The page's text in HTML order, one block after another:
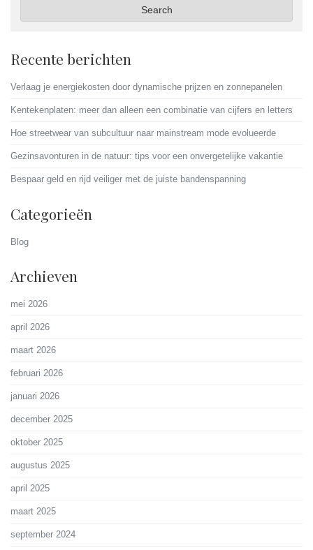
Search
Recente berichten
Verlaag je energiekosten door dynamische prijzen en zonnepanelen
Kentekenplaten: meer dan alleen een combinatie van cijfers en letters
Hoe streetwear van subcultuur naar mainstream mode evolueerde
Gezinsavonturen in de natuur: tips voor een onvergetelijke vakantie
Bespaar geld en rijd veiliger met de juiste bandenspanning
Categorieën
Blog
Archieven
mei 2026
april 2026
maart 2026
februari 2026
januari 2026
december 2025
oktober 2025
augustus 2025
april 2025
maart 2025
september 2024